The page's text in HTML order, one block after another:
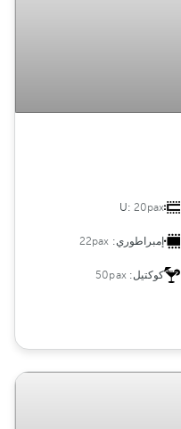
U: 20pax
إمبراطوري: 22pax
كوكتيل:50pax